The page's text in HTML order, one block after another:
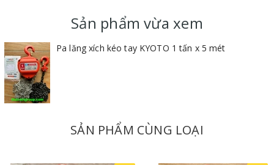
Sản phẩm vừa xem
Pa lăng xích kéo tay KYOTO 1 tấn x 5 mét
SẢN PHẨM CÙNG LOẠI